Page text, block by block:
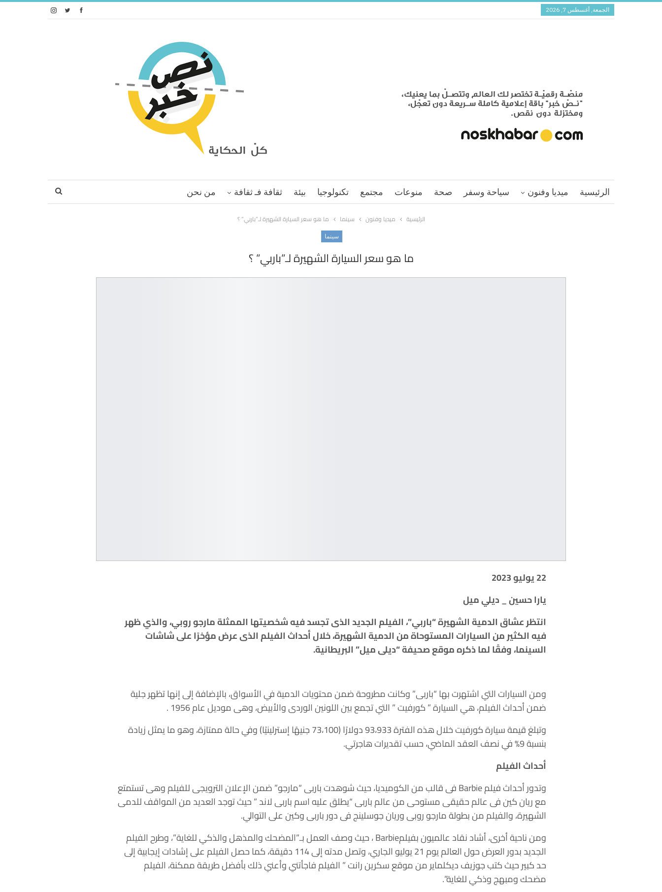
الجمعة, أغسطس 7, 2026
الرئيسية ميديا وفنون سياحة وسفر صحة منوعات مجتمع تكنولوجيا بيئة ثقافة فـ ثقافة من نحن
الرئيسية ميديا وفنون سينما ما هو سعر السيارة الشهيرة لـ”باربي” ؟
سينما
ما هو سعر السيارة الشهيرة لـ”باربي” ؟
22 يوليو 2023
يارا حسين _ ديلي ميل
انتظر عشاق الدمية الشهيرة “باربي”، الفيلم الجديد الذى تجسد فيه شخصيتها الممثلة مارجو روبي، والذي ظهر
فيه الكثير من السيارات المستوحاة من الدمية الشهيرة، خلال أحداث الفيلم الذى عرض مؤخرًا على شاشات
السينما، وفقًا لما ذكره موقع صحيفة “ديلى ميل” البريطانية.
ومن السيارات التي اشتهرت بها “باربى” وكانت مطروحة ضمن محتويات الدمية في الأسواق، بالإضافة إلى إنها تظهر جلية
ضمن أحداث الفيلم، هي السيارة ” كورفيت ” التي تجمع بين اللونين الوردى والأبيض، وهى موديل عام 1956 .
وتبلغ قيمة سيارة كورفيت خلال هذه الفترة 93،933 دولارًا (73،100 جنيهًا إسترلينيًا) وفي حالة ممتازة، وهو ما يمثل زيادة
بنسبة 9% في نصف العقد الماضي، حسب تقديرات هاجرتي.
أحداث الفيلم
وتدور أحداث فيلم Barbie فى قالب من الكوميديا، حيث شوهدت باربى “مارجو” ضمن الإعلان الترويجى للفيلم وهى تستمتع
مع ريان كين فى عالم حقيقى مستوحى من عالم باربى “يطلق عليه اسم باربى لاند ” حيث توجد العديد من المواقف للدمى
الشهيرة، والفيلم من بطولة مارجو روبى وريان جوسلينج فى دور باربى وكين على التوالي.
ومن ناحية أخرى، أشاد نقاد عالميون بفيلمBarbie ، حيث وصف العمل بـ”المضحك والمذهل والذكي للغاية”، وطرح الفيلم
الجديد بدور العرض حول العالم يوم 21 يوليو الجاري، وتصل مدته إلى 114 دقيقة، كما حصل الفيلم على إشادات إيجابية إلى
حد كبير حيث كتب جوزيف ديكلماير من موقع سكرين رانت ” الفيلم فاجأتني وأعني ذلك بأفضل طريقة ممكنة، الفيلم
مضحك ومبهج وذكي للغاية”.